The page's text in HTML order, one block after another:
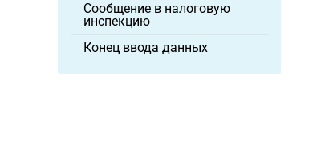
Сообщение в налоговую
инспекцию
Конец ввода данных